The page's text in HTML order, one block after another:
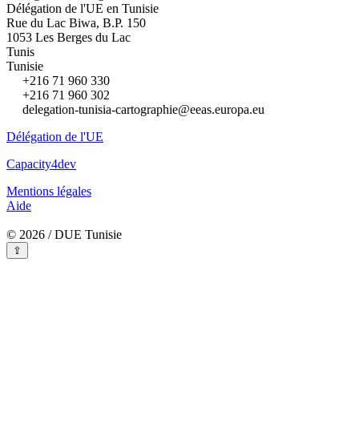
Délégation de l'UE en Tunisie
Rue du Lac Biwa, B.P. 150
1053 Les Berges du Lac
Tunis
Tunisie
+216 71 960 330
+216 71 960 302
delegation-tunisia-cartographie@eeas.europa.eu
Délégation de l'UE
Capacity4dev
Mentions légales
Aide
© 2026 / DUE Tunisie
⇪